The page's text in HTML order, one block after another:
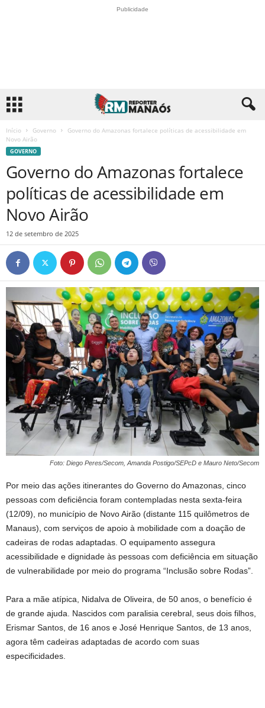
Publicidade
Início Governo
Governo do Amazonas fortalece políticas de acessibilidade em
Novo Airão
GOVERNO
Governo do Amazonas fortalece
políticas de acessibilidade em
Novo Airão
12 de setembro de 2025
Foto: Diego Peres/Secom, Amanda Postigo/SEPcD e Mauro Neto/Secom
Por meio das ações itinerantes do Governo do Amazonas, cinco
pessoas com deficiência foram contempladas nesta sexta-feira
(12/09), no município de Novo Airão (distante 115 quilômetros de
Manaus), com serviços de apoio à mobilidade com a doação de
cadeiras de rodas adaptadas. O equipamento assegura
acessibilidade e dignidade às pessoas com deficiência em situação
de vulnerabilidade por meio do programa “Inclusão sobre Rodas”.
Para a mãe atípica, Nidalva de Oliveira, de 50 anos, o benefício é
de grande ajuda. Nascidos com paralisia cerebral, seus dois filhos,
Erismar Santos, de 16 anos e José Henrique Santos, de 13 anos,
agora têm cadeiras adaptadas de acordo com suas
especificidades.